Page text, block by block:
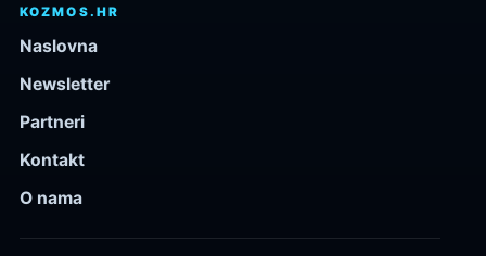
KOZMOS.HR
Naslovna
Newsletter
Partneri
Kontakt
O nama